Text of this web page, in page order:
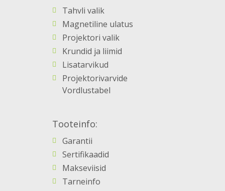
on
product
page
Tahvli valik
Magnetiline ulatus
Projektori valik
Krundid ja liimid
Lisatarvikud
Projektorivarvide
Vordlustabel
Tooteinfo:
Garantii
Sertifikaadid
Makseviisid
Tarneinfo